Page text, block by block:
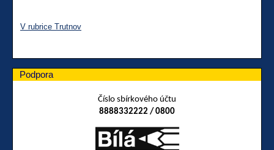
V rubrice Trutnov
Podpora
Číslo sbírkového účtu
8888332222 / 0800